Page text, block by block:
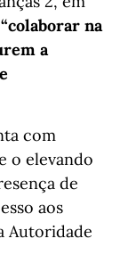
na
a
com
o elevando
de
aos
Autoridade